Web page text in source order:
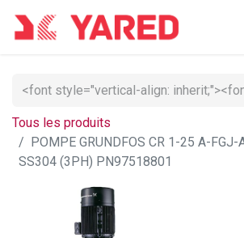
Tous les produits
POMPE GRUNDFOS CR 1-25 A-
SS304 (3PH) PN97518801